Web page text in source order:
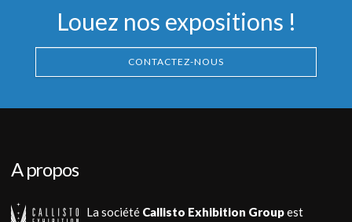
Louez nos expositions !
CONTACTEZ-NOUS
A propos
La société Callisto Exhibition Groupest